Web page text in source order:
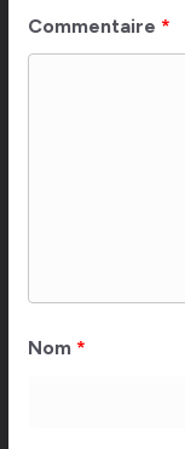
Commentaire *
Nom *